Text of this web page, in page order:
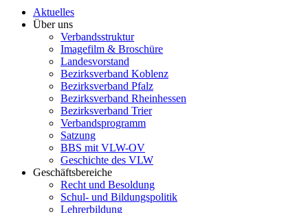
Aktuelles
Über uns
Verbandsstruktur
Imagefilm & Broschüre
Landesvorstand
Bezirksverband Koblenz
Bezirksverband Pfalz
Bezirksverband Rheinhessen
Bezirksverband Trier
Verbandsprogramm
Satzung
BBS mit VLW-OV
Geschichte des VLW
Geschäftsbereiche
Recht und Besoldung
Schul- und Bildungspolitik
Lehrerbildung